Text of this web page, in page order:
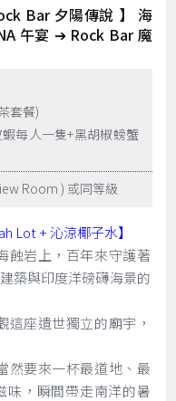
Bar 夕陽傳說 】 海
午宴 ➔ Rock Bar 魔
套餐)
每人一隻+黑胡椒螃蟹
Room ) 或同等級
Lot + 沁涼椰子水】
蝕岩上，百年來守護著
築與印度洋磅礴海景的
座遺世獨立的廟宇，
然要來一杯最道地、最
味，瞬間帶走南洋的暑